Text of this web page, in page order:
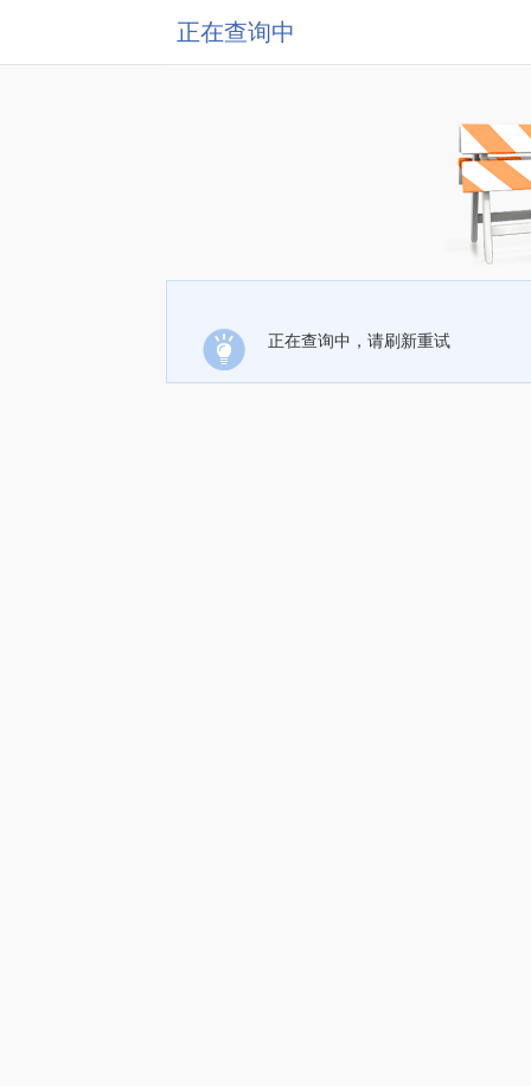
正在查询中
正在查询中，请刷新重试